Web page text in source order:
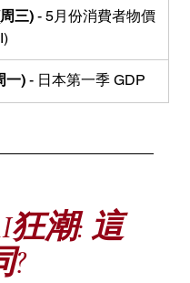
三) - 5月份消費者物價
一) - 日本第一季 GDP
潮: 這
?